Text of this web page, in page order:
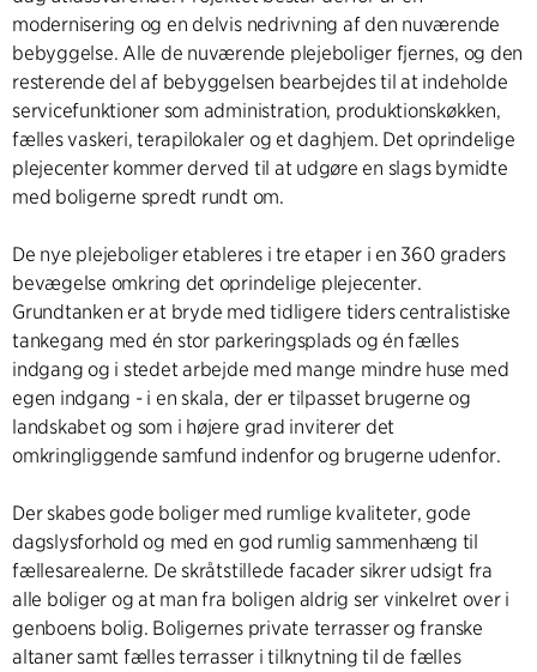
modernisering og en delvis nedrivning af den nuværende
bebyggelse. Alle de nuværende plejeboliger fjernes, og den
resterende del af bebyggelsen bearbejdes til at indeholde
servicefunktioner som administration, produktionskøkken,
fælles vaskeri, terapilokaler og et daghjem. Det oprindelige
plejecenter kommer derved til at udgøre en slags bymidte
med boligerne spredt rundt om.
De nye plejeboliger etableres i tre etaper i en 360 graders
bevægelse omkring det oprindelige plejecenter.
Grundtanken er at bryde med tidligere tiders centralistiske
tankegang med én stor parkeringsplads og én fælles
indgang og i stedet arbejde med mange mindre huse med
egen indgang - i en skala, der er tilpasset brugerne og
landskabet og som i højere grad inviterer det
omkringliggende samfund indenfor og brugerne udenfor.
Der skabes gode boliger med rumlige kvaliteter, gode
dagslysforhold og med en god rumlig sammenhæng til
fællesarealerne. De skråtstillede facader sikrer udsigt fra
alle boliger og at man fra boligen aldrig ser vinkelret over i
genboens bolig. Boligernes private terrasser og franske
altaner samt fælles terrasser i tilknytning til de fælles